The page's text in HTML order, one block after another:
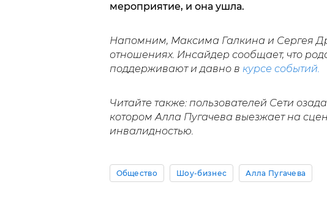
мероприятие, и она ушла.
Напомним, Максима Галкина и Сергея
отношениях. Инсайдер сообщает, что
поддерживают и давно в курсе событий.
Читайте также: пользователей Сети
котором Алла Пугачева выезжает на
инвалидностью.
Общество Шоу-бизнес Алла Пугачева